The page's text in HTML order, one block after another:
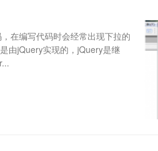
在编写代码时会经常出现下拉的
由jQuery实现的，jQuery是继